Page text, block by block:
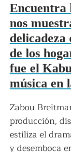
Encuentra
nos
de los
fue el
música en
Zabou
producción,
estiliza el
y desemboca